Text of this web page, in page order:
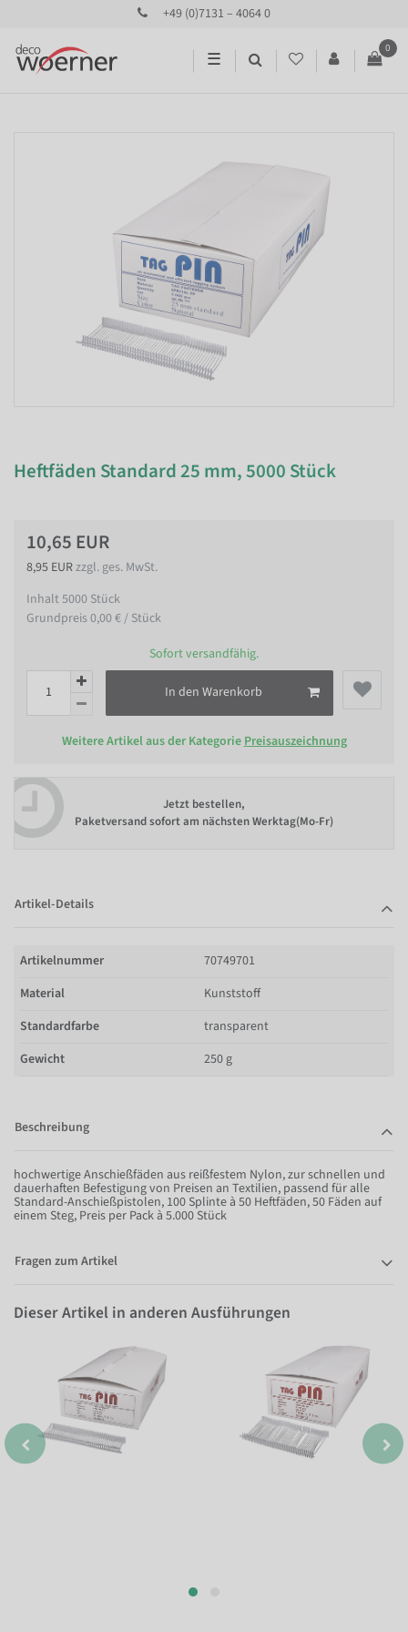
+49 (0)7131 – 4064 0
☰
0
Heftfäden Standard 25 mm, 5000 Stück
10,65 EUR
8,95 EURzzgl. ges. MwSt.
Inhalt5000 Stück
Grundpreis0,00 € / Stück
Sofort versandfähig.
In den Warenkorb
Weitere Artikel aus der Kategorie Preisauszeichnung
Jetzt bestellen,
Paketversand sofort am nächsten Werktag(Mo-Fr)
Artikel-Details
Artikelnummer
70749701
Material
Kunststoff
Standardfarbe
transparent
Gewicht
250 g
Beschreibung
hochwertige Anschießfäden aus reißfestem Nylon, zur schnellen und
dauerhaften Befestigung von Preisen an Textilien, passend für alle
Standard-Anschießpistolen, 100 Splinte à 50 Heftfäden, 50 Fäden auf
einem Steg, Preis per Pack à 5.000 Stück
Fragen zum Artikel
Dieser Artikel in anderen Ausführungen